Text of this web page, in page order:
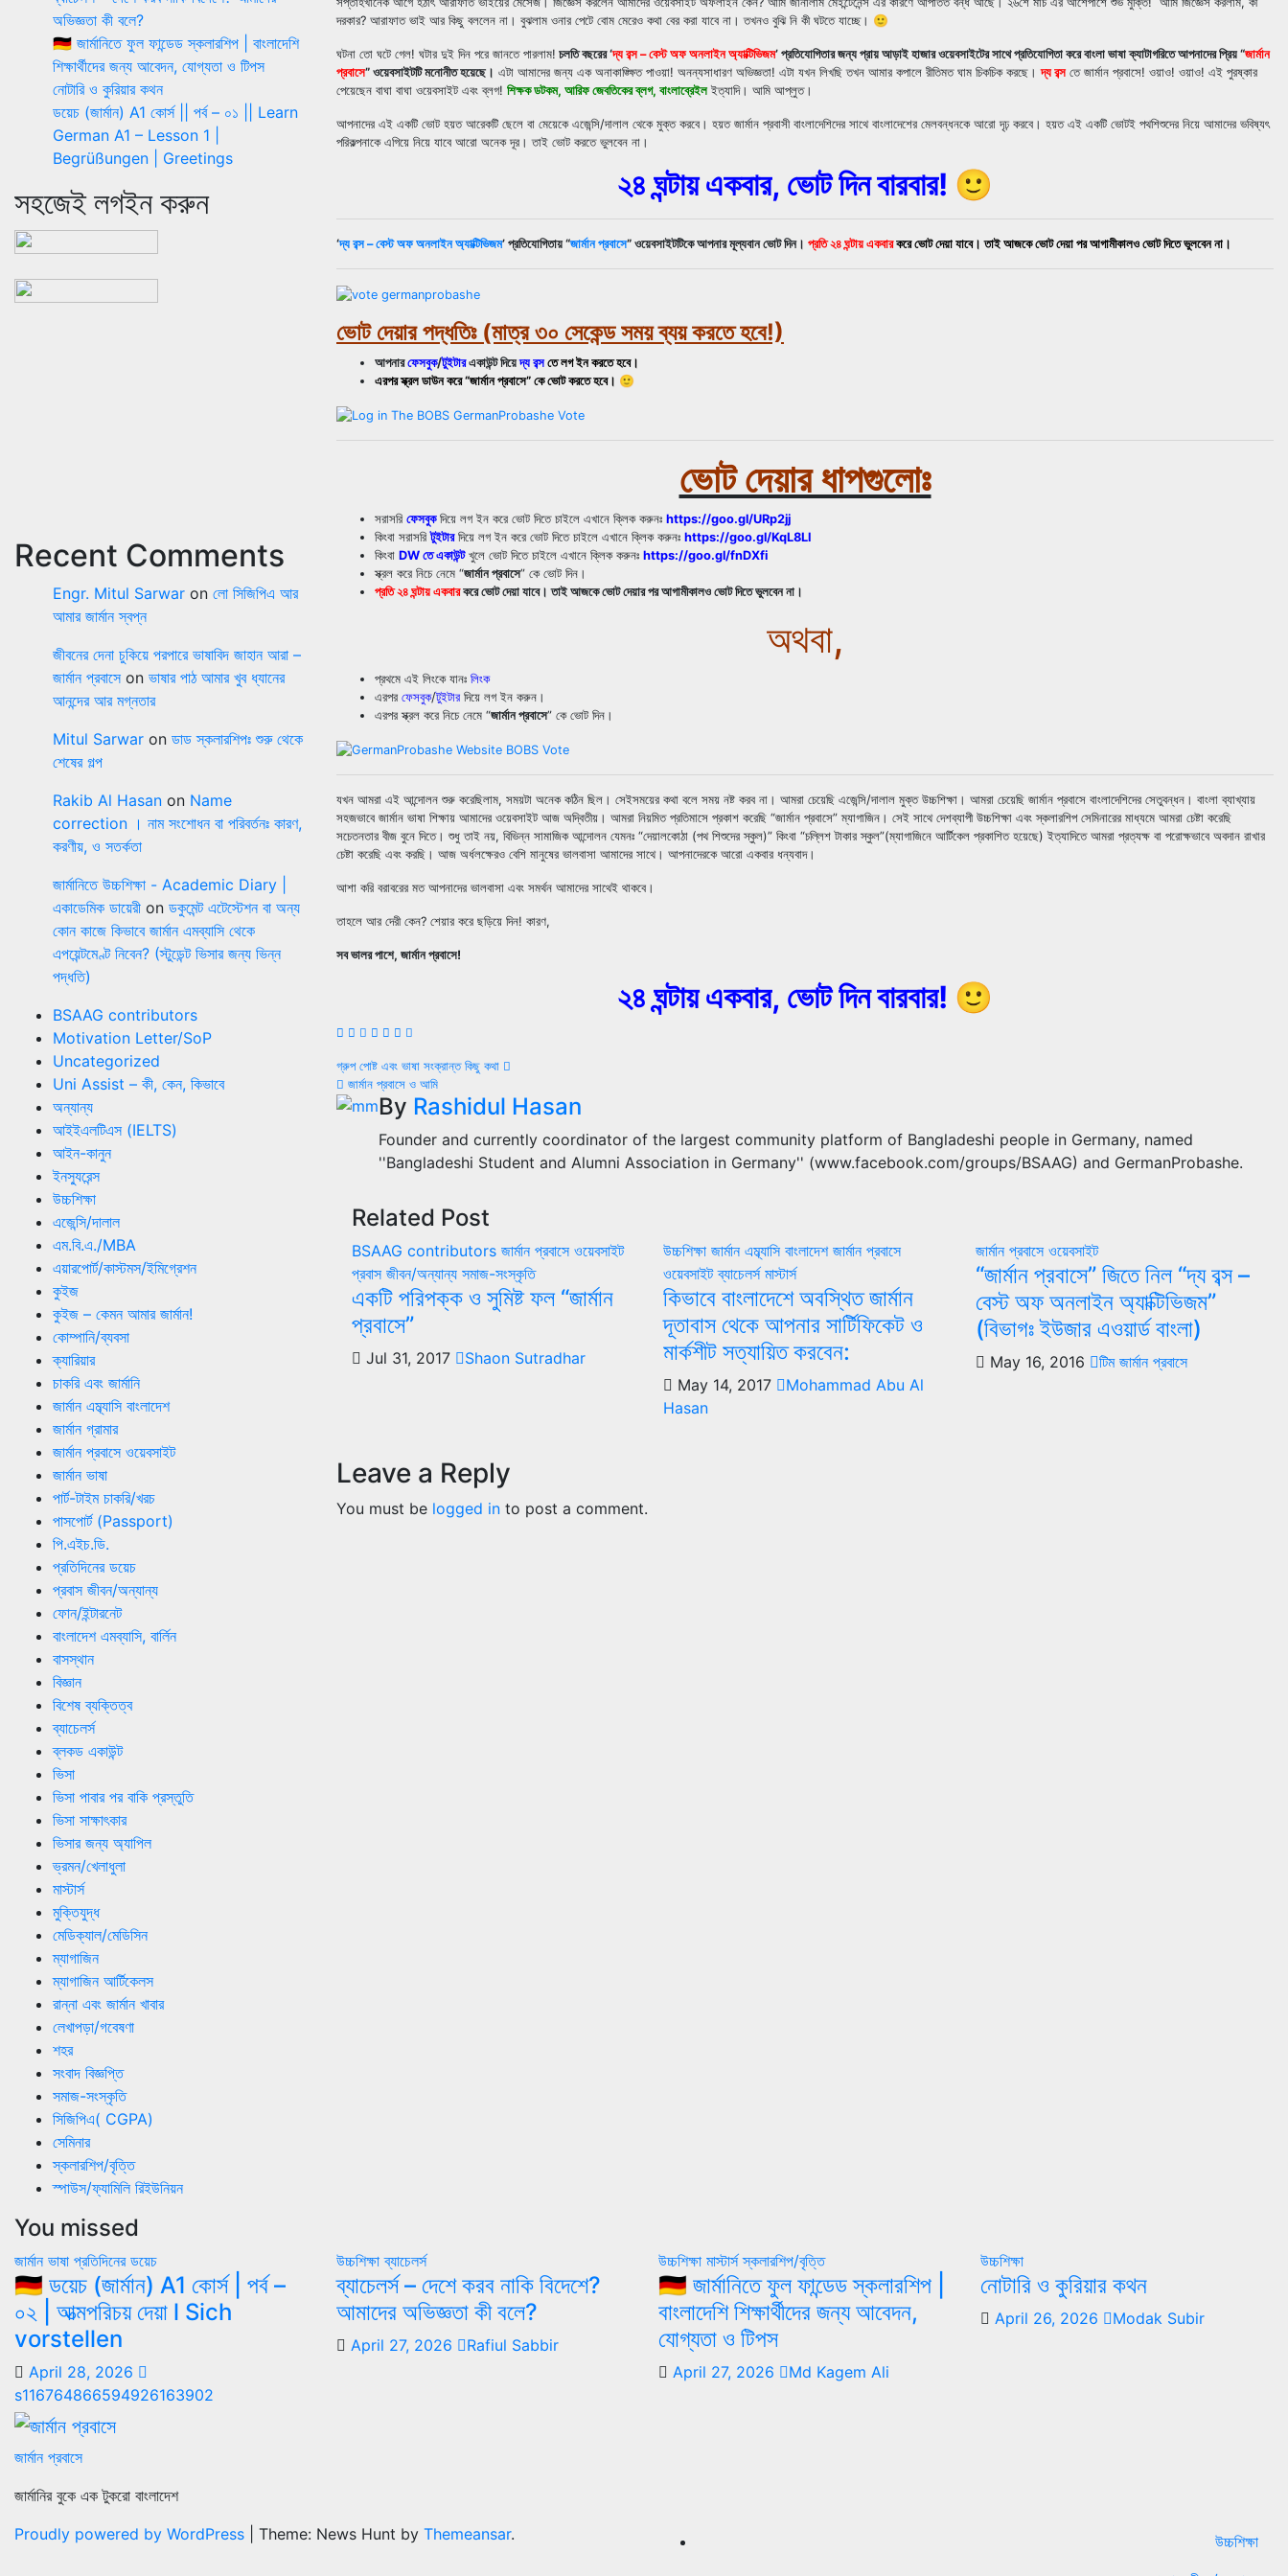
অভিজ্ঞতা কী বলে?
🇩🇪 জার্মানিতে ফুল ফান্ডেড স্কলারশিপ | বাংলাদেশি
শিক্ষার্থীদের জন্য আবেদন, যোগ্যতা ও টিপস
নোটারি ও কুরিয়ার কথন
ডয়েচ (জার্মান) A1 কোর্স || পর্ব – ০১ || Learn
German A1 – Lesson 1 |
Begrüßungen | Greetings
সহজেই লগইন করুন
Recent Comments
Engr. Mitul Sarwar on লো সিজিপিএ আর
আমার জার্মান স্বপ্ন
জীবনের দেনা চুকিয়ে পরপারে ভাষাবিদ জাহান আরা –
জার্মান প্রবাসেon ভাষার পাঠ আমার খুব ধ্যানের
আনন্দের আর মগ্নতার
Mitul Sarwar on ডাড স্কলারশিপঃ শুরু থেকে
শেষের গল্প
Rakib Al Hasan on Name
correction । নাম সংশোধন বা পরিবর্তনঃ কারণ,
করণীয়, ও সতর্কতা
জার্মানিতে উচ্চশিক্ষা - Academic Diary |
একাডেমিক ডায়েরী on ডকুমেন্ট এটেস্টেশন বা অন্য
কোন কাজে কিভাবে জার্মান এমব্যাসি থেকে
এপয়েন্টমেণ্ট নিবেন? (স্টুডেন্ট ভিসার জন্য ভিন্ন
পদ্ধতি)
BSAAG contributors
Motivation Letter/SoP
Uncategorized
Uni Assist – কী, কেন, কিভাবে
অন্যান্য
আইইএলটিএস (IELTS)
আইন-কানুন
ইনস্যুরেন্স
উচ্চশিক্ষা
এজেন্সি/দালাল
এম.বি.এ./MBA
এয়ারপোর্ট/কাস্টমস/ইমিগ্রেশন
কুইজ
কুইজ – কেমন আমার জার্মান!
কোম্পানি/ব্যবসা
ক্যারিয়ার
চাকরি এবং জার্মানি
জার্মান এম্ব্যাসি বাংলাদেশ
জার্মান গ্রামার
জার্মান প্রবাসে ওয়েবসাইট
জার্মান ভাষা
পার্ট-টাইম চাকরি/খরচ
পাসপোর্ট (Passport)
পি.এইচ.ডি.
প্রতিদিনের ডয়েচ
প্রবাস জীবন/অন্যান্য
ফোন/ইন্টারনেট
বাংলাদেশ এমব্যাসি, বার্লিন
বাসস্থান
বিজ্ঞান
বিশেষ ব্যক্তিত্ব
ব্যাচেলর্স
ব্লকড একাউন্ট
ভিসা
ভিসা পাবার পর বাকি প্রস্তুতি
ভিসা সাক্ষাৎকার
ভিসার জন্য অ্যাপিল
ভ্রমন/খেলাধুলা
মাস্টার্স
মুক্তিযুদ্ধ
মেডিক্যাল/মেডিসিন
ম্যাগাজিন
ম্যাগাজিন আর্টিকেলস
রান্না এবং জার্মান খাবার
লেখাপড়া/গবেষণা
শহর
সংবাদ বিজ্ঞপ্তি
সমাজ-সংস্কৃতি
সিজিপিএ( CGPA)
সেমিনার
স্কলারশিপ/বৃত্তি
স্পাউস/ফ্যামিলি রিইউনিয়ন
দরকার? আরাফাত ভাই আর কিছু বললেন না। বুঝলাম ওনার পেটে বোম মেরেও কথা বের করা যাবে না। তখনও বুঝি নি কী ঘটতে যাচ্ছে। 🙂
ঘটনা তো ঘটে গেল! ঘটার দুই দিন পরে জানতে পারলাম! চলতি বছরের ‘দ্য বব্স – বেস্ট অফ অনলাইন অ্যাক্টিভিজম’ প্রতিযোগিতার জন্য প্রায় আড়াই হাজার ওয়েবসাইটের সাথে প্রতিযোগিতা করে বাংলা ভাষা ক্যাটাগরিতে আপনাদের প্রিয় “জার্মান
প্রবাসে” ওয়েবসাইটটি মনোনীত হয়েছে। এটা আমাদের জন্য এক অনাকাঙ্ক্ষিত পাওয়া! অনন্যসাধারণ অভিজ্ঞতা! এটা যখন লিখছি তখন আমার কপালে রীতিমত ঘাম চিকচিক করছে।দ্য বব্সতে জার্মান প্রবাসে! ওয়াও! ওয়াও! এই পুরষ্কার
পেয়েছেন বাঘা বাঘা ওয়েবসাইট এবং ব্লগ! শিক্ষক ডটকম, আরিফ জেবতিকের ব্লগ, বাংলাব্রেইলইত্যাদি। আমি আপ্লুত।
আপনাদের এই একটি ভোট হয়ত আরেকটি ছেলে বা মেয়েকে এজেন্সি/দালাল থেকে মুক্ত করবে। হয়ত জার্মান প্রবাসী বাংলাদেশিদের সাথে বাংলাদেশের মেলবন্ধনকে আরো দৃঢ় করবে। হয়ত এই একটি ভোটই পথশিশুদের নিয়ে আমাদের ভবিষ্যৎ
পরিকল্পনাকে এগিয়ে নিয়ে যাবে আরো অনেক দূর। তাই ভোট করতে ভুলবেন না।
২৪ ঘন্টায় একবার, ভোট দিন বারবার! 🙂
‘দ্য বব্স – বেস্ট অফ অনলাইন অ্যাক্টিভিজম’ প্রতিযোগিতায় “জার্মান প্রবাসে” ওয়েবসাইটটিকে আপনার মূল্যবান ভোট দিন। প্রতি ২৪ ঘন্টায় একবারকরে ভোট দেয়া যাবে। তাই আজকে ভোট দেয়া পর আগামীকালও ভোট দিতে ভুলবেন না।
ভোট দেয়ার পদ্ধতিঃ (মাত্র ৩০ সেকেন্ড সময় ব্যয় করতে হবে!)
আপনারফেসবুক/টুইটার একাউন্ট দিয়েদ্য বব্স তে লগ ইন করতে হবে।
এরপর স্ক্রল ডাউন করে “জার্মান প্রবাসে” কে ভোট করতে হবে। 🙂
ভোট দেয়ার ধাপগুলোঃ
সরাসরি ফেসবুক দিয়ে লগ ইন করে ভোট দিতে চাইলে এখানে ক্লিক করুনঃ https://goo.gl/URp2jj
কিংবা সরাসরিটুইটার দিয়ে লগ ইন করে ভোট দিতে চাইলে এখানে ক্লিক করুনঃ https://goo.gl/KqL8Ll
কিংবা DW তে একাউন্টখুলে ভোট দিতে চাইলে এখানে ক্লিক করুনঃ https://goo.gl/fnDXfi
স্ক্রল করে নিচে নেমে “জার্মান প্রবাসে” কে ভোট দিন।
প্রতি ২৪ ঘন্টায় একবারকরে ভোট দেয়া যাবে। তাই আজকে ভোট দেয়ার পর আগামীকালও ভোট দিতে ভুলবেন না।
অথবা,
প্রথমে এই লিংকে যানঃ লিংক
এরপর ফেসবুক/টুইটার দিয়ে লগ ইন করুন।
এরপর স্ক্রল করে নিচে নেমে “জার্মান প্রবাসে” কে ভোট দিন।
যখন আমরা এই আন্দোলন শুরু করেছিলাম, সময়টা অনেক কঠিন ছিল। সেইসময়ের কথা বলে সময় নষ্ট করব না। আমরা চেয়েছি এজেন্সি/দালাল মুক্ত উচ্চশিক্ষা। আমরা চেয়েছি জার্মান প্রবাসে বাংলাদেশিদের সেতুবন্ধন। বাংলা ব্যাখ্যায়
সহজভাবে জার্মান ভাষা শিক্ষায় আমাদের ওয়েবসাইট আজ অদ্বিতীয়। আমরা নিয়মিত প্রতিমাসে প্রকাশ করেছি “জার্মান প্রবাসে” ম্যাগাজিন। সেই সাথে দেশব্যাপী উচ্চশিক্ষা এবং স্কলারশিপ সেমিনারের মাধ্যমে আমরা চেষ্টা করেছি
সচেতনতার বীজ বুনে দিতে। শুধু তাই নয়, বিভিন্ন সামাজিক আন্দোলন যেমনঃ “দেয়ালকোঠা (পথ শিশুদের স্কুল)” কিংবা “চল্লিশ টাকার স্কুল”(ম্যাগাজিনে আর্টিকেল প্রকাশিত হয়েছে) ইত্যাদিতে আমরা প্রত্যক্ষ বা পরোক্ষভাবে অবদান রাখার
চেষ্টা করেছি এবং করছি। আজ অর্ধলক্ষেরও বেশি মানুষের ভালবাসা আমাদের সাথে। আপনাদেরকে আরো একবার ধন্যবাদ।
আশা করি বরাবরের মত আপনাদের ভালবাসা এবং সমর্থন আমাদের সাথেই থাকবে।
তাহলে আর দেরী কেন? শেয়ার করে ছড়িয়ে দিন! কারণ,
সব ভালর পাশে, জার্মান প্রবাসে!
২৪ ঘন্টায় একবার, ভোট দিন বারবার! 🙂
Post
navigation
গ্রুপ পোষ্ট এবং ভাষা সংক্রান্ত কিছু কথা
জার্মান প্রবাসে ও আমি
By Rashidul Hasan
Founder and currently coordinator of the largest community platform of Bangladeshi people in Germany, named
''Bangladeshi Student and Alumni Association in Germany'' (www.facebook.com/groups/BSAAG) and GermanProbashe.
Related Post
BSAAG contributors জার্মান প্রবাসে ওয়েবসাইট
প্রবাস জীবন/অন্যান্য সমাজ-সংস্কৃতি
একটি পরিপক্ক ও সুমিষ্ট ফল “জার্মান
প্রবাসে”
Jul 31, 2017 Shaon Sutradhar
উচ্চশিক্ষাজার্মান এম্ব্যাসি বাংলাদেশজার্মান প্রবাসে
ওয়েবসাইটব্যাচেলর্সমাস্টার্স
কিভাবে বাংলাদেশে অবস্থিত জার্মান
দূতাবাস থেকে আপনার সার্টিফিকেট ও
মার্কশীট সত্যায়িত করবেন:
May 14, 2017
Mohammad Abu Al
Hasan
জার্মান প্রবাসে ওয়েবসাইট
“জার্মান প্রবাসে” জিতে নিল “দ্য বব্স –
বেস্ট অফ অনলাইন অ্যাক্টিভিজম”
(বিভাগঃ ইউজার এওয়ার্ড বাংলা)
May 16, 2016 টিম জার্মান প্রবাসে
Leave a Reply
You must be logged in to post a comment.
You missed
জার্মান ভাষা প্রতিদিনের ডয়েচ
🇩🇪 ডয়েচ (জার্মান) A1 কোর্স | পর্ব –
০২ | আত্মপরিচয় দেয়া l Sich
vorstellen
April 28, 2026
s116764866594926163902
উচ্চশিক্ষাব্যাচেলর্স
ব্যাচেলর্স – দেশে করব নাকি বিদেশে?
আমাদের অভিজ্ঞতা কী বলে?
April 27, 2026 Rafiul Sabbir
উচ্চশিক্ষা মাস্টার্সস্কলারশিপ/বৃত্তি
🇩🇪 জার্মানিতে ফুল ফান্ডেড স্কলারশিপ |
বাংলাদেশি শিক্ষার্থীদের জন্য আবেদন,
যোগ্যতা ও টিপস
April 27, 2026 Md Kagem Ali
উচ্চশিক্ষা
নোটারি ও কুরিয়ার কথন
April 26, 2026 Modak Subir
জার্মান প্রবাসে
জার্মানির বুকে এক টুকরো বাংলাদেশ
Proudly powered by WordPress
Theme: News Hunt by Themeansar.
উচ্চশিক্ষা